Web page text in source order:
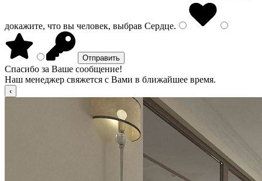
докажите, что вы человек, выбрав Сердце.
Спасибо за Ваше сообщение!
Наш менеджер свяжется с Вами в ближайшее время.